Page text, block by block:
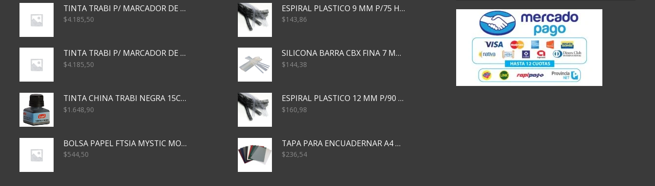
TINTA TRABI P/ MARCADOR DE PIZARRA x30ml AZUL
$4.185,50
TINTA TRABI P/ MARCADOR DE PIZARRA x30ml ROJO
$4.185,50
TINTA CHINA TRABI NEGRA 15CC TR3460
$1.648,90
BOLSA PAPEL FTSIA MYSTIC MONKEY 14/08/20
$544,50
ESPIRAL PLASTICO 9 MM P/75 HJS X50X2400
$143,86
SILICONA BARRA CBX FINA 7 MM 28 CM
$144,38
ESPIRAL PLASTICO 12 MM P/90 HJS X50X1500
$160,98
TAPA PARA ENCUADERNAR A4 TRANSP x50x500
$236,54